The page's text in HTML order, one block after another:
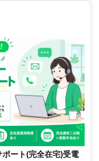
ート(完全在宅)受電